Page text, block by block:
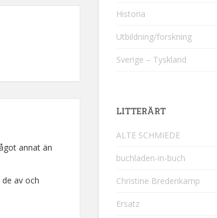
annat än
av och
Historia
Utbildning/forskning
Sverige – Tyskland
LITTERÄRT
ALTE SCHMIEDE
buchladen-in-buch
Christine Bredenkamp
Ersatz